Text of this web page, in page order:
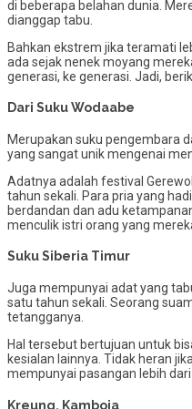
di beberapa belahan dunia.
dianggap tabu.
Bahkan ekstrem jika teramati
ada sejak nenek moyang
generasi, ke generasi. Jadi,
Dari Suku Wodaabe
Merupakan suku pengembara
yang sangat unik mengenai
Adatnya adalah festival
tahun sekali. Para pria yang
berdandan dan adu
menculik istri orang yang
Suku Siberia Timur
Juga mempunyai adat yang
satu tahun sekali. Seorang
tetangganya.
Hal tersebut bertujuan untuk
kesialan lainnya. Tidak heran
mempunyai pasangan lebih dari
Kreung, Kamboja